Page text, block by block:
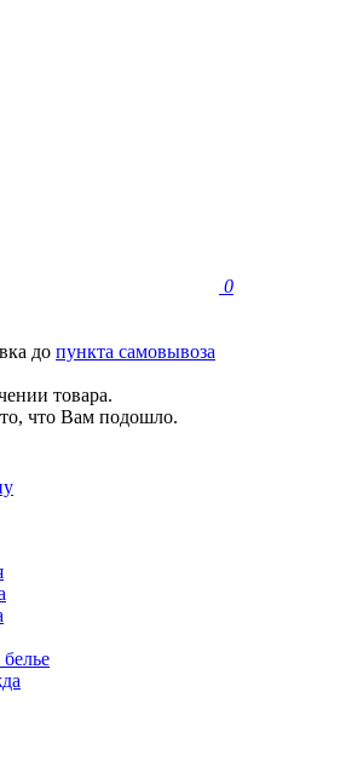
0
до пункта самовывоза
товара.
что Вам подошло.